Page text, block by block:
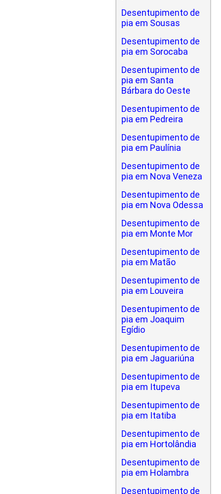
Desentupimento de
pia em Sousas
Desentupimento de
pia em Sorocaba
Desentupimento de
pia em Santa
Bárbara do Oeste
Desentupimento de
pia em Pedreira
Desentupimento de
pia em Paulínia
Desentupimento de
pia em Nova Veneza
Desentupimento de
pia em Nova Odessa
Desentupimento de
pia em Monte Mor
Desentupimento de
pia em Matão
Desentupimento de
pia em Louveira
Desentupimento de
pia em Joaquim
Egídio
Desentupimento de
pia em Jaguariúna
Desentupimento de
pia em Itupeva
Desentupimento de
pia em Itatiba
Desentupimento de
pia em Hortolândia
Desentupimento de
pia em Holambra
Desentupimento de